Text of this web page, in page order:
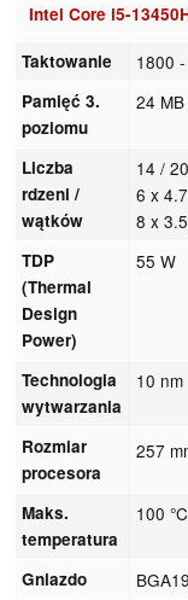
Intel Core i5-
Taktowanie 1800
Pamięć 3.
poziomu
24 MB
Liczba
rdzeni /
wątków
14 / 20
6 x
8 x
TDP
(Thermal
Design
Power)
55 W
Technologia
wytwarzania
10 nm
Rozmiar
procesora
257
Maks.
temperatura
100 °C
Gniazdo